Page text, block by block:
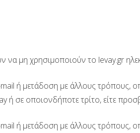
μη χρησιμοποιούν τo levay.gr
ή μετάδοση με άλλους τρόπους,
ή σε οποιονδήποτε τρίτο, είτε
ή μετάδοση με άλλους